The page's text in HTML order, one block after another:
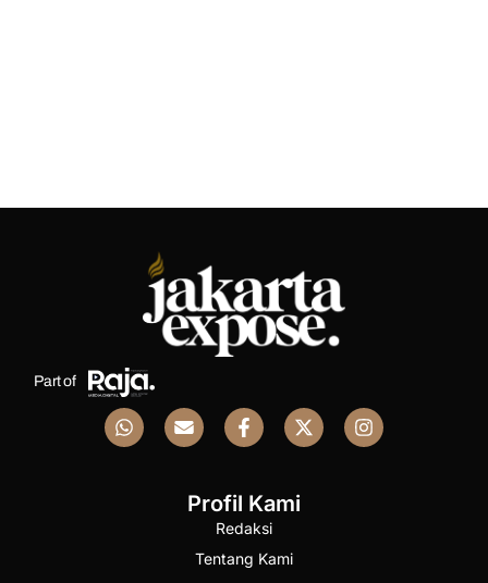
Part of
Profil Kami
Redaksi
Tentang Kami